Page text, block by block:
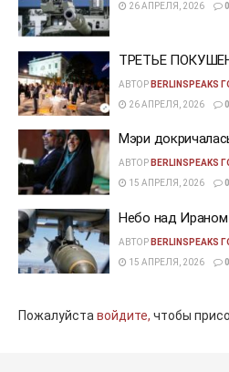
26 АПРЕЛЯ, 2026
0
ТРЕТЬЕ
АВТОР
26 АПРЕЛЯ, 2026
0
Мэри
АВТОР
15 АПРЕЛЯ, 2026
0
Небо над Ираном
АВТОР
15 АПРЕЛЯ, 2026
0
Пожалуйставойдите, чтобы